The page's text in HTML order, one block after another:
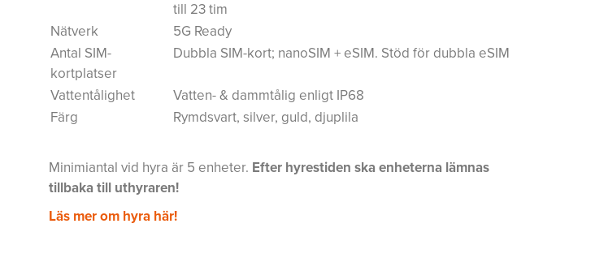
till 23 tim
Nätverk
5G Ready
Antal SIM-
kortplatser
Dubbla SIM-kort; nanoSIM + eSIM. Stöd för dubbla eSIM
Vattentålighet
Vatten- & dammtålig enligt IP68
Färg
Rymdsvart, silver, guld, djuplila
Minimiantal vid hyra är 5 enheter. Efter hyrestiden ska enheterna lämnas
tillbaka till uthyraren!
Läs mer om hyra här!